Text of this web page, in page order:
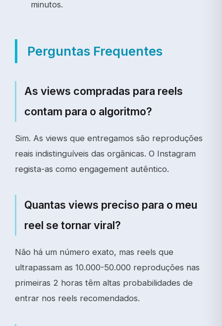
minutos.
Perguntas Frequentes
As views compradas para reels
contam para o algoritmo?
Sim. As views que entregamos são reproduções
reais indistinguíveis das orgânicas. O Instagram
regista-as como engagement autêntico.
Quantas views preciso para o meu
reel se tornar viral?
Não há um número exato, mas reels que
ultrapassam as 10.000-50.000 reproduções nas
primeiras 2 horas têm altas probabilidades de
entrar nos reels recomendados.